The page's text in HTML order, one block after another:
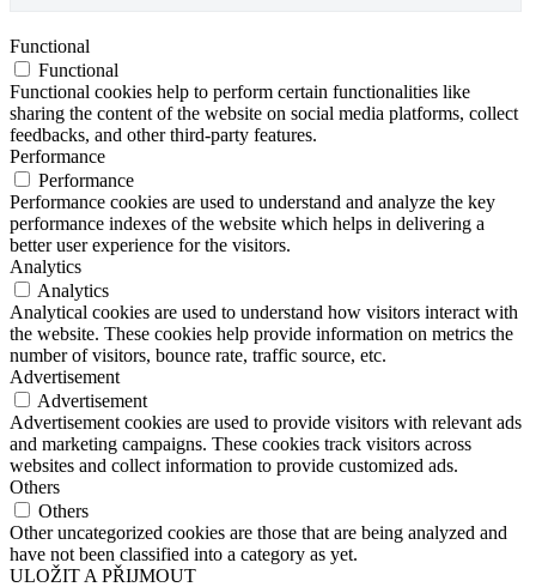
Functional
Functional
Functional cookies help to perform certain functionalities like
sharing the content of the website on social media platforms, collect
feedbacks, and other third-party features.
Performance
Performance
Performance cookies are used to understand and analyze the key
performance indexes of the website which helps in delivering a
better user experience for the visitors.
Analytics
Analytics
Analytical cookies are used to understand how visitors interact with
the website. These cookies help provide information on metrics the
number of visitors, bounce rate, traffic source, etc.
Advertisement
Advertisement
Advertisement cookies are used to provide visitors with relevant ads
and marketing campaigns. These cookies track visitors across
websites and collect information to provide customized ads.
Others
Others
Other uncategorized cookies are those that are being analyzed and
have not been classified into a category as yet.
ULOŽIT A PŘIJMOUT